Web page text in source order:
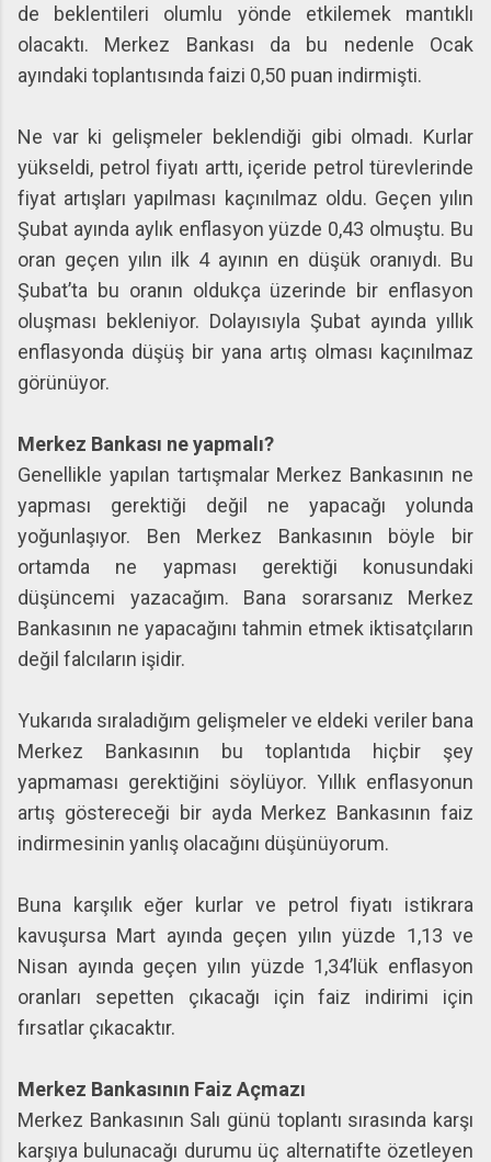
de beklentileri olumlu yönde etkilemek mantıklı
olacaktı. Merkez Bankası da bu nedenle Ocak
ayındaki toplantısında faizi 0,50 puan indirmişti.
Ne var ki gelişmeler beklendiği gibi olmadı. Kurlar
yükseldi, petrol fiyatı arttı, içeride petrol türevlerinde
fiyat artışları yapılması kaçınılmaz oldu. Geçen yılın
Şubat ayında aylık enflasyon yüzde 0,43 olmuştu. Bu
oran geçen yılın ilk 4 ayının en düşük oranıydı. Bu
Şubat’ta bu oranın oldukça üzerinde bir enflasyon
oluşması bekleniyor. Dolayısıyla Şubat ayında yıllık
enflasyonda düşüş bir yana artış olması kaçınılmaz
görünüyor.
Merkez Bankası ne yapmalı?
Genellikle yapılan tartışmalar Merkez Bankasının ne
yapması gerektiği değil ne yapacağı yolunda
yoğunlaşıyor. Ben Merkez Bankasının böyle bir
ortamda ne yapması gerektiği konusundaki
düşüncemi yazacağım. Bana sorarsanız Merkez
Bankasının ne yapacağını tahmin etmek iktisatçıların
değil falcıların işidir.
Yukarıda sıraladığım gelişmeler ve eldeki veriler bana
Merkez Bankasının bu toplantıda hiçbir şey
yapmaması gerektiğini söylüyor. Yıllık enflasyonun
artış göstereceği bir ayda Merkez Bankasının faiz
indirmesinin yanlış olacağını düşünüyorum.
Buna karşılık eğer kurlar ve petrol fiyatı istikrara
kavuşursa Mart ayında geçen yılın yüzde 1,13 ve
Nisan ayında geçen yılın yüzde 1,34’lük enflasyon
oranları sepetten çıkacağı için faiz indirimi için
fırsatlar çıkacaktır.
Merkez Bankasının Faiz Açmazı
Merkez Bankasının Salı günü toplantı sırasında karşı
karşıya bulunacağı durumu üç alternatifte özetleyen